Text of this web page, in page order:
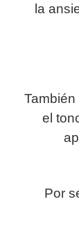
la
el
Por